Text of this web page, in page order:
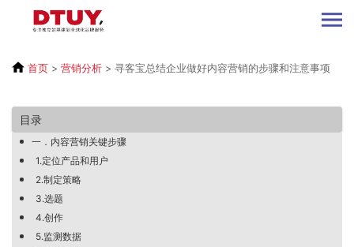
首页 > 营销分析 > 寻客宝总结企业做好内容营销的步骤和注意事项
目录
一．内容营销关键步骤
1.定位产品和用户
2.制定策略
3.选题
4.创作
5.监测数据